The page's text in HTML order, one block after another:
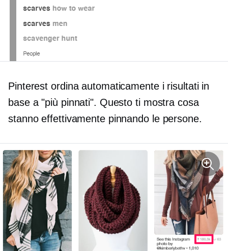
Pinterest ordina automaticamente i risultati in
base a "più pinnati". Questo ti mostra cosa
stanno effettivamente pinnando le persone.